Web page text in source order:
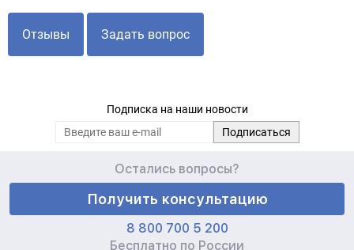
Отзывы Задать вопрос
Подписка на наши новости
Остались вопросы?
Получить консультацию
8 800 700 5 200
Бесплатно по России